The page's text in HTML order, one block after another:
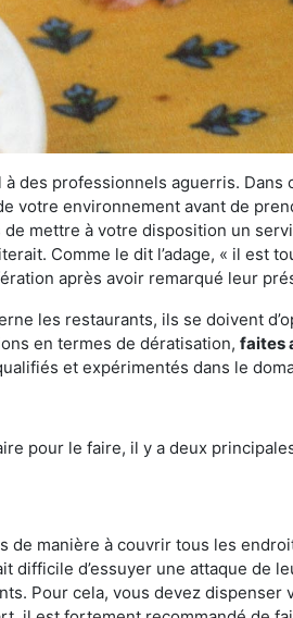
des professionnels aguerris. Dans
votre environnement avant de
mettre à votre disposition un
Comme le dit l’adage, « il est
après avoir remarqué leur
les restaurants, ils se doivent
en termes de dératisation, faites
et expérimentés dans le
pour le faire, il y a deux
manière à couvrir tous les
d’essuyer une attaque de
Pour cela, vous devez dispenser